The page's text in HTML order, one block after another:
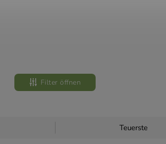
Filter öffnen
Teuerste